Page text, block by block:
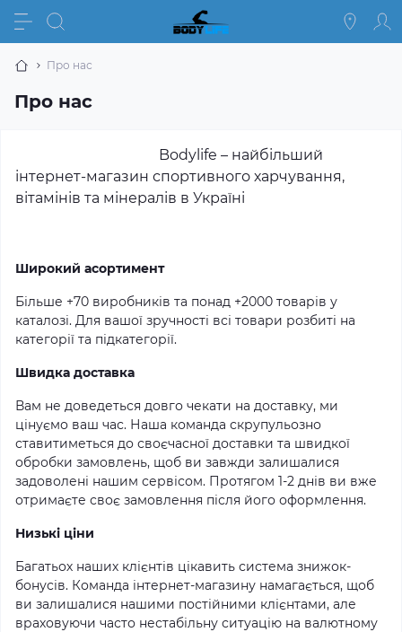
Про нас
Про нас
Bodylife – найбільший
інтернет-магазин спортивного харчування,
вітамінів та мінералів в Україні
Широкий асортимент
Більше +70 виробників та понад +2000 товарів у
каталозі. Для вашої зручності всі товари розбиті на
категорії та підкатегорії.
Швидка доставка
Вам не доведеться довго чекати на доставку, ми
цінуємо ваш час. Наша команда скрупульозно
ставитиметься до своєчасної доставки та швидкої
обробки замовлень, щоб ви завжди залишалися
задоволені нашим сервісом. Протягом 1-2 днів ви вже
отримаєте своє замовлення після його оформлення.
Низькі ціни
Багатьох наших клієнтів цікавить система знижок-
бонусів. Команда інтернет-магазину намагається, щоб
ви залишалися нашими постійними клієнтами, але
враховуючи часто нестабільну ситуацію на валютному